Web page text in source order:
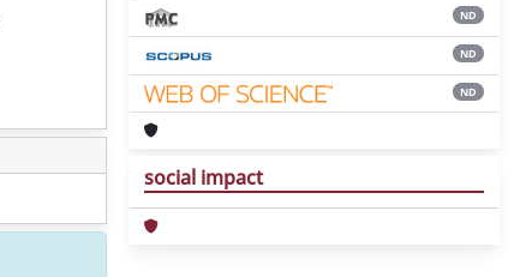
ND
ND
ND
social impact